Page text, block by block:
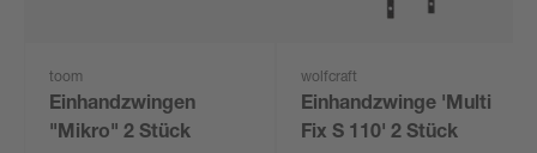
toom
Einhandzwingen
"Mikro" 2 Stück
wolfcraft
Einhandzwinge 'Multi
Fix S 110' 2 Stück